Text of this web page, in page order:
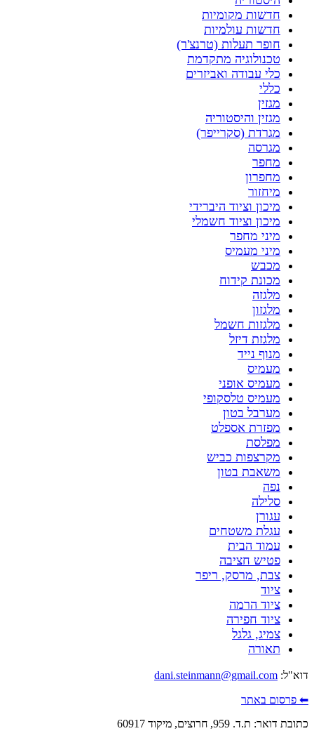
חדשות מקומיות
חדשות עולמיות
חופר תעלות (טרנצ'ר)
טכנולוגיה מתקדמת
כלי עבודה ואביזרים
כללי
מגזין
מגזין והיסטוריה
מגרדת (סקרייפר)
מגרסה
מחפר
מחפרון
מיחזור
מיכון וציוד היברידי
מיכון וציוד חשמלי
מיני מחפר
מיני מעמיס
מכבש
מכונת קידוח
מלגזה
מלגזון
מלגזות חשמל
מלגזת דיזל
מנוף נייד
מעמיס
מעמיס אופני
מעמיס טלסקופי
מערבל בטון
מפזרת אספלט
מפלסת
מקרצפות כביש
משאבת בטון
נפה
סלילה
עגורן
עגלת משטחים
עמוד הבית
פטיש חציבה
צבת, מרסק, ריפר
ציוד
ציוד הרמה
ציוד חפירה
צמיג, גלגל
תאורה
דוא"ל: dani.steinmann@gmail.com
⬅ פרסום באתר
כתובת דואר: ת.ד. 959, חרוצים, מיקוד 60917